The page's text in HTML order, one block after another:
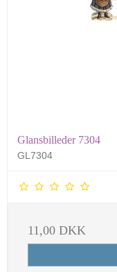
Glansbilleder 7304
GL7304
11,00 DKK